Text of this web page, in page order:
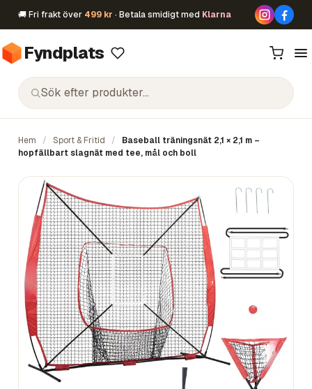
🚚 Fri frakt över 499 kr · Betala smidigt med Klarna
Fyndplats
Hem / Sport & Fritid /
Baseball träningsnät 2,1 × 2,1 m –
hopfällbart slagnät med tee, mål och boll